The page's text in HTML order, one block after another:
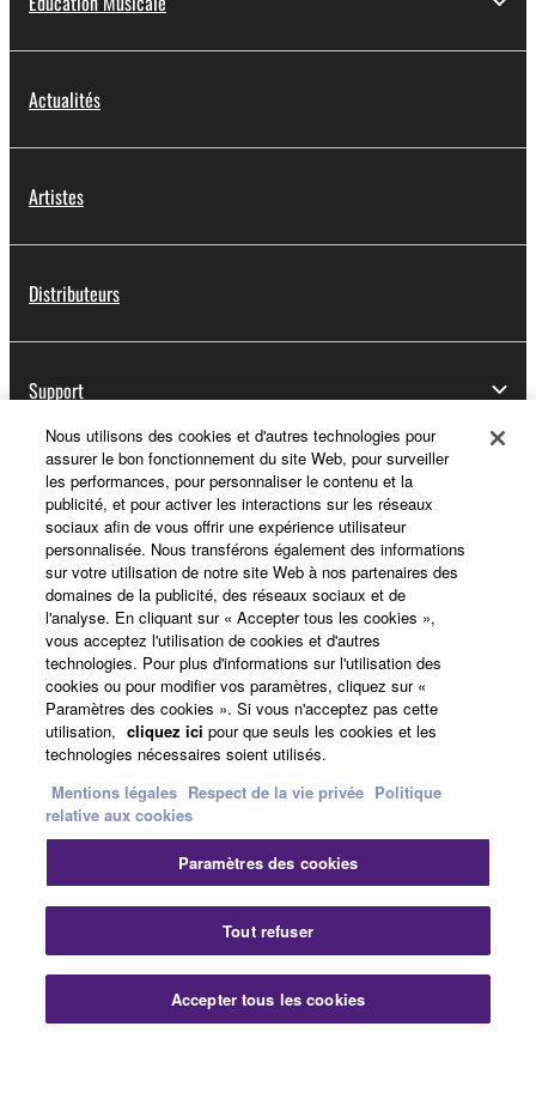
Actualités
Artistes
Distributeurs
Support
Yamaha Music ID - Enregistrement
A propos de Yamaha
France - French
Professionnel
Nous contacterConditions d'utilisation
Respect de la vie privéePolitique relative aux cookies
Mentions légales
Nous utilisons des cookies et d'autres technologies pour
assurer le bon fonctionnement du site Web, pour surveiller
les performances, pour personnaliser le contenu et la
publicité, et pour activer les interactions sur les réseaux
sociaux afin de vous offrir une expérience utilisateur
personnalisée. Nous transférons également des informations
sur votre utilisation de notre site Web à nos partenaires des
domaines de la publicité, des réseaux sociaux et de
l'analyse. En cliquant sur « Accepter tous les cookies »,
vous acceptez l'utilisation de cookies et d'autres
technologies. Pour plus d'informations sur l'utilisation des
cookies ou pour modifier vos paramètres, cliquez sur «
Paramètres des cookies ». Si vous n'acceptez pas cette
utilisation, cliquez ici pour que seuls les cookies et les
technologies nécessaires soient utilisés.
Mentions légales Respect de la vie privée Politique
relative aux cookies
Paramètres des cookies
Tout refuser
Accepter tous les cookies